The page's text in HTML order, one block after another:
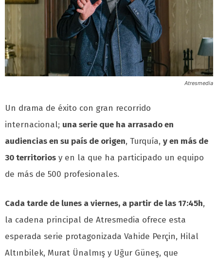
Atresmedia
Un drama de éxito con gran recorrido
internacional; una serie que ha arrasado en
audiencias en su país de origen, Turquía, y en más de
30 territorios y en la que ha participado un equipo
de más de 500 profesionales.
Cada tarde de lunes a viernes, a partir de las 17:45h,
la cadena principal de Atresmedia ofrece esta
esperada serie protagonizada Vahide Perçin, Hilal
Altınbilek, Murat Ünalmış y Uğur Güneş, que